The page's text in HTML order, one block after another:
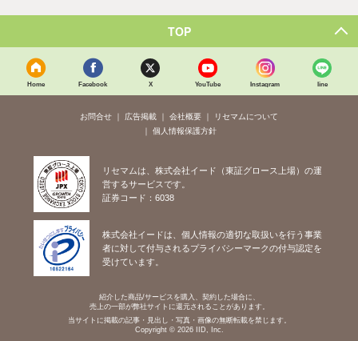
TOP
Home Facebook X YouTube Instagram line
お問合せ 広告掲載 会社概要
リセマムについて
個人情報保護方針
リセマムは、株式会社イード（東証グロース上場）の運
営するサービスです。
証券コード：6038
株式会社イードは、個人情報の適切な取扱いを行う事業
者に対して付与されるプライバシーマークの付与認定を
受けています。
紹介した商品/サービスを購入、契約した場合に、
売上の一部が弊社サイトに還元されることがあります。
当サイトに掲載の記事・見出し・写真・画像の無断転載を禁じます。
Copyright © 2026 IID, Inc.